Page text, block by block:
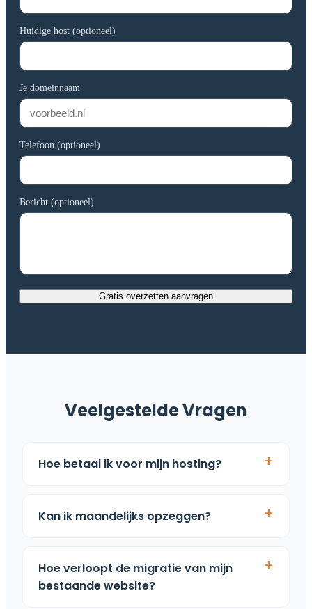
Huidige host (optioneel)
Je domeinnaam
Telefoon (optioneel)
Bericht (optioneel)
Gratis overzetten aanvragen
Veelgestelde Vragen
Hoe betaal ik voor mijn hosting?
Kan ik maandelijks opzeggen?
Hoe verloopt de migratie van mijn
bestaande website?